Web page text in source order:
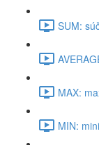
SUM:
MAX:
MIN: